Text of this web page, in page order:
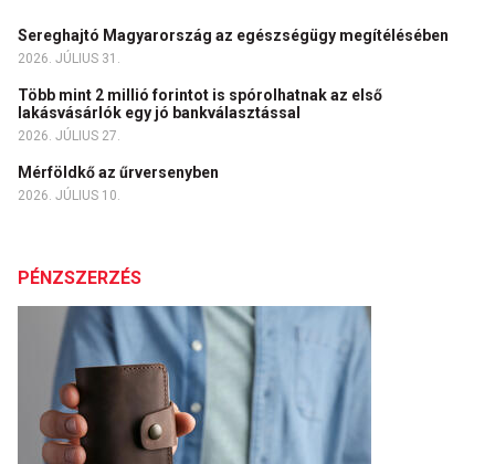
Sereghajtó Magyarország az egészségügy megítélésében
2026. JÚLIUS 31.
Több mint 2 millió forintot is spórolhatnak az első
lakásvásárlók egy jó bankválasztással
2026. JÚLIUS 27.
Mérföldkő az űrversenyben
2026. JÚLIUS 10.
PÉNZSZERZÉS